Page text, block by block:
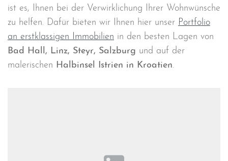
ist es, Ihnen bei der Verwirklichung Ihrer Wohnwünsche
zu helfen. Dafür bieten wir Ihnen hier unser Portfolio
an erstklassigen Immobilien in den besten Lagen von
Bad Hall, Linz, Steyr, Salzburg und auf der
malerischen Halbinsel Istrien in Kroatien.